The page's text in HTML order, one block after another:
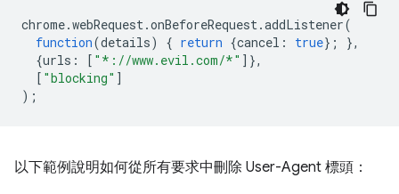
chrome.webRequest.onBeforeRequest.addListener(
function(details) { return {cancel : true};
},
{urls : [ "*://www.evil.com/*" ]},
[ "blocking" ]
);
以下範例說明如何從所有要求中刪除 User-Agent 標頭：